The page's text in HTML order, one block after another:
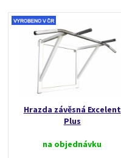
Hrazda závěsná Excelent
Plus
na objednávku